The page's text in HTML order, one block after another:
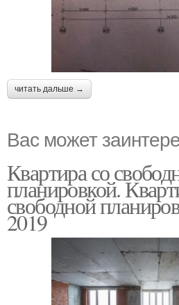
читать дальше →
Вас может
Квартира со
планировкой.
свободной
2019